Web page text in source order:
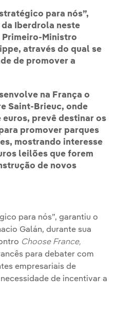
para nós”,
Iberdrola neste
Ministro
através do qual se
de promover a
na França o
Saint-Brieuc, onde
prevê destinar os
promover parques
mostrando interesse
leilões que forem
de novos
para nós”, garantiu o
Galán, durante sua
Choose France,
para debater com
empresariais de
de incentivar a